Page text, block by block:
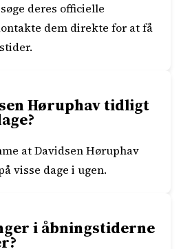
deres officielle
dem direkte for at få
Høruphav tidligt
at Davidsen Høruphav
visse dage i ugen.
i åbningstiderne